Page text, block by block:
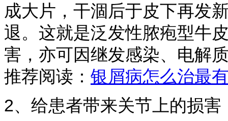
成大片，干涸后于皮下再发
退。这就是泛发性脓疱型牛
害，亦可因继发感染、电解
推荐阅读： 银屑病怎么治最
2、给患者带来关节上的损害